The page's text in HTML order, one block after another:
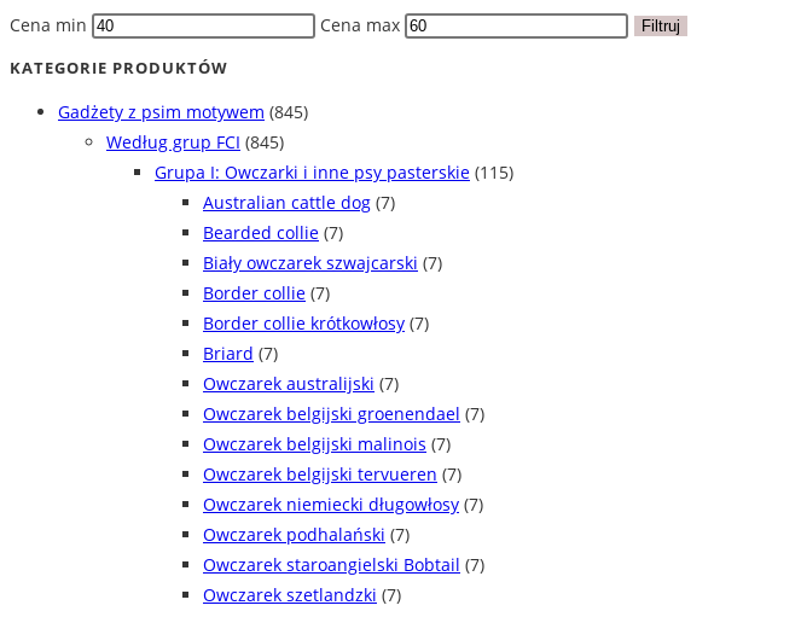
Cena min Cena max Filtruj
KATEGORIE PRODUKTÓW
Gadżety z psim motywem (845)
Według grup FCI (845)
Grupa I: Owczarki i inne psy pasterskie (115)
Australian cattle dog (7)
Bearded collie (7)
Biały owczarek szwajcarski (7)
Border collie (7)
Border collie krótkowłosy (7)
Briard (7)
Owczarek australijski (7)
Owczarek belgijski groenendael (7)
Owczarek belgijski malinois (7)
Owczarek belgijski tervueren (7)
Owczarek niemiecki długowłosy (7)
Owczarek podhalański (7)
Owczarek staroangielski Bobtail (7)
Owczarek szetlandzki (7)